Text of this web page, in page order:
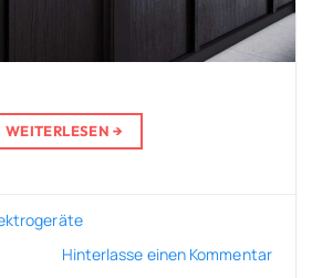
WEITERLESEN →
Hinterlasse einen Kommentar